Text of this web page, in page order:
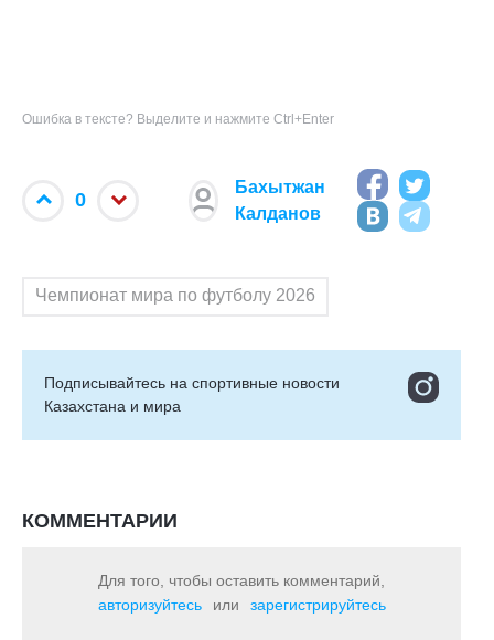
Ошибка в тексте? Выделите и нажмите Ctrl+Enter
0
Бахытжан
Калданов
Чемпионат мира по футболу 2026
Подписывайтесь на cпортивные новости
Казахстана и мира
КОММЕНТАРИИ
Для того, чтобы оставить комментарий,
авторизуйтесь
или зарегистрируйтесь